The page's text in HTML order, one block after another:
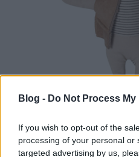
Blog - Do Not Process
If you wish to opt-out of the
processing of your personal or
targeted advertising by us,